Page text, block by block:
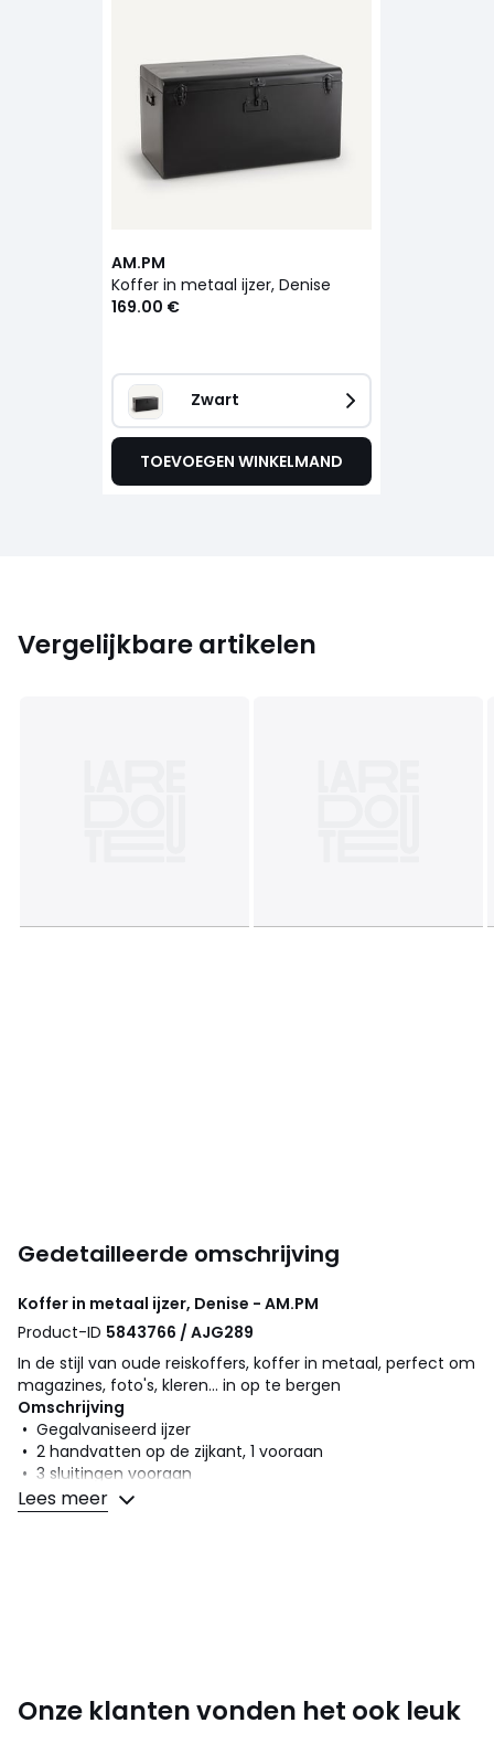
AM.PM
Koffer in metaal ijzer, Denise
169.00 €
Zwart
TOEVOEGEN WINKELMAND
Vergelijkbare artikelen
Gedetailleerde omschrijving
Koffer in metaal ijzer, Denise - AM.PM
Product-ID 5843766 / AJG289
In de stijl van oude reiskoffers, koffer in metaal, perfect om
magazines, foto's, kleren... in op te bergen
Omschrijving
• Gegalvaniseerd ijzer
• 2 handvatten op de zijkant, 1 vooraan
• 3 sluitingen vooraan
Afmetingen
Lees meer
Onze klanten vonden het ook leuk